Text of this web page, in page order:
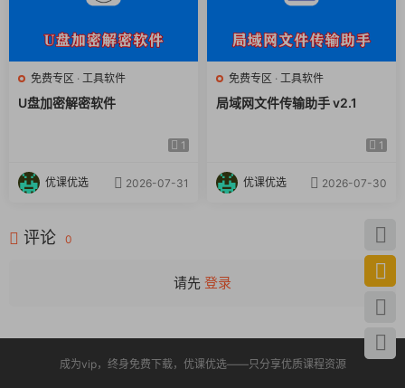
免费专区 · 工具软件
U盘加密解密软件
1
优课优选 2026-07-31
免费专区 · 工具软件
局域网文件传输助手 v2.1
1
优课优选 2026-07-30
评论 0
请先 登录
成为vip，终身免费下载，优课优选——只分享优质课程资源